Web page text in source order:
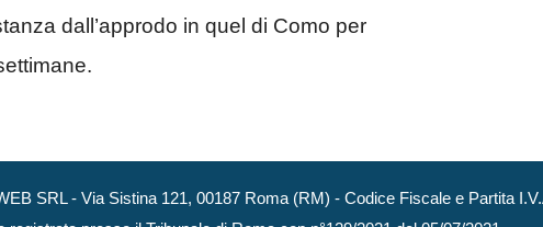
dall’approdo in quel di Como per
SRL - Via Sistina 121, 00187 Roma (RM) - Codice Fiscale e Partita